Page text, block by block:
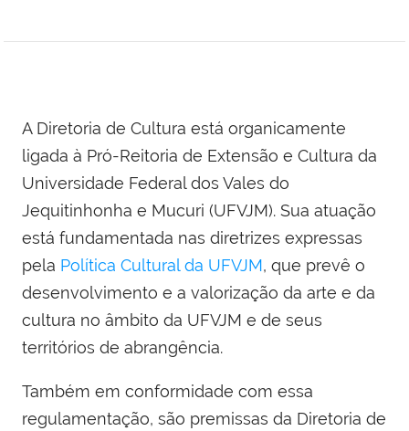
A Diretoria de Cultura está organicamente
ligada à Pró-Reitoria de Extensão e Cultura da
Universidade Federal dos Vales do
Jequitinhonha e Mucuri (UFVJM). Sua atuação
está fundamentada nas diretrizes expressas
pela Política Cultural da UFVJM, que prevê o
desenvolvimento e a valorização da arte e da
cultura no âmbito da UFVJM e de seus
territórios de abrangência.
Também em conformidade com essa
regulamentação, são premissas da Diretoria de